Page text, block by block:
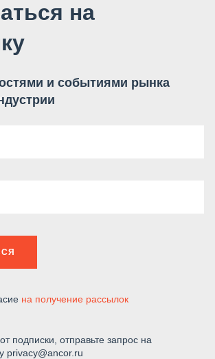
на
и событиями рынка
на получение рассылок
подписки, отправьте запрос на
privacy@ancor.ru